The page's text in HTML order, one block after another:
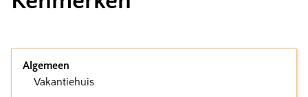
Algemeen
Vakantiehuis